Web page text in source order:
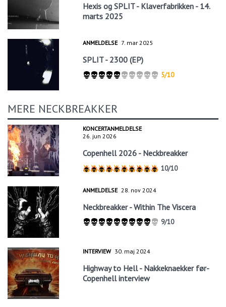
Hexis og SPLIT - Klaverfabrikken - 14.
marts 2025
ANMELDELSE 7. mar 2025
SPLIT - 2300 (EP)
5/10
MERE NECKBREAKKER
KONCERTANMELDELSE
26. jun 2026
Copenhell 2026 - Neckbreakker
10/10
ANMELDELSE 28. nov 2024
Neckbreakker - Within The Viscera
9/10
INTERVIEW 30. maj 2024
Highway to Hell - Nakkeknaekker før-
Copenhell interview